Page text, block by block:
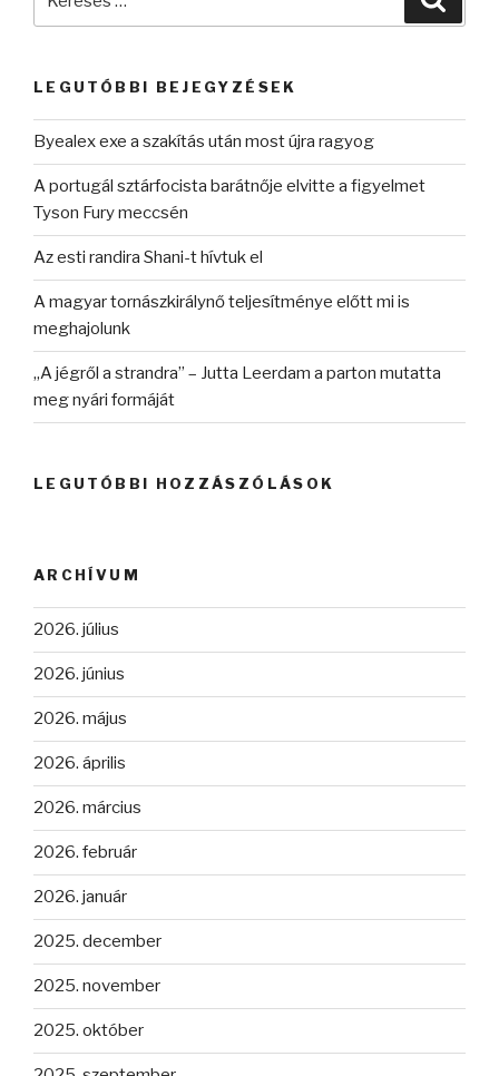
LEGUTÓBBI BEJEGYZÉSEK
Byealex exe a szakítás után most újra ragyog
A portugál sztárfocista barátnője elvitte a figyelmet
Tyson Fury meccsén
Az esti randira Shani-t hívtuk el
A magyar tornászkirálynő teljesítménye előtt mi is
meghajolunk
„A jégről a strandra” – Jutta Leerdam a parton mutatta
meg nyári formáját
LEGUTÓBBI HOZZÁSZÓLÁSOK
ARCHÍVUM
2026. július
2026. június
2026. május
2026. április
2026. március
2026. február
2026. január
2025. december
2025. november
2025. október